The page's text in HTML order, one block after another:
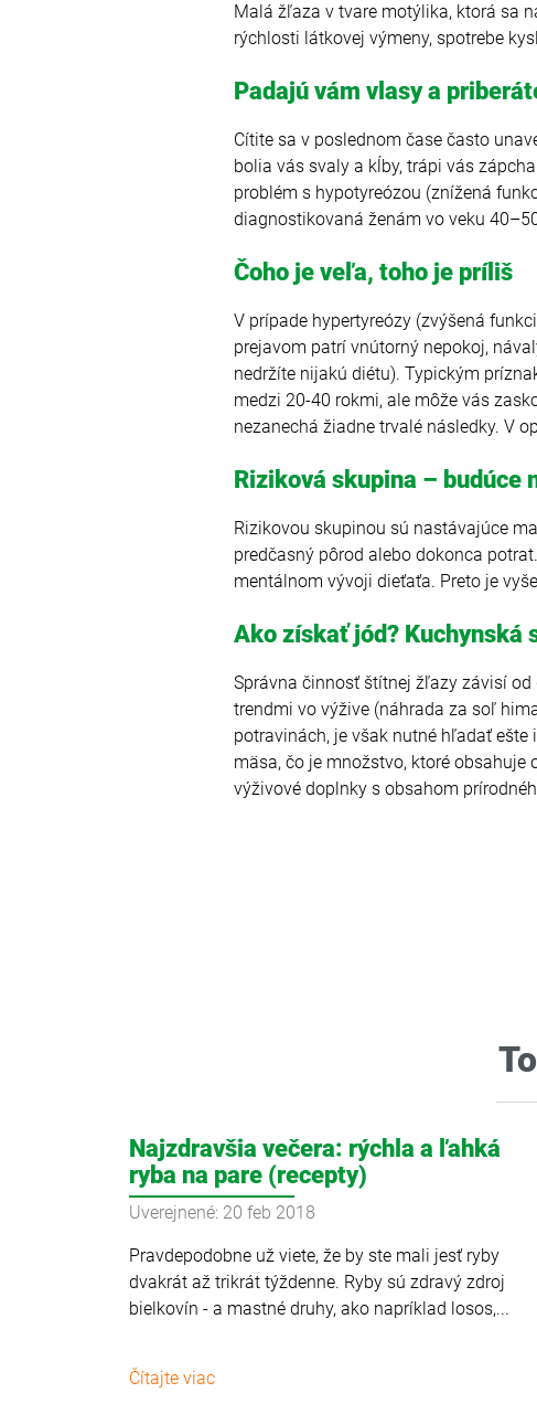
Malá žľaza v tvare motýlika, ktorá sa
rýchlosti látkovej výmeny, spotrebe
Padajú vám vlasy a
Cítite sa v poslednom čase často
bolia vás svaly a kĺby, trápi vás
problém s hypotyreózou (znížená
diagnostikovaná ženám vo veku
Čoho je veľa, toho je príliš
V prípade hypertyreózy (zvýšená
prejavom patrí vnútorný nepokoj,
nedržíte nijakú diétu). Typickým
medzi 20-40 rokmi, ale môže vás
nezanechá žiadne trvalé následky. V
Riziková skupina – budúce
Rizikovou skupinou sú nastávajúce
predčasný pôrod alebo dokonca
mentálnom vývoji dieťaťa. Preto je
Ako získať jód? Kuchynská
Správna činnosť štítnej žľazy závisí
trendmi vo výžive (náhrada za soľ
potravinách, je však nutné hľadať
mäsa, čo je množstvo, ktoré
výživové doplnky s obsahom
Najzdravšia večera: rýchla a ľahká
ryba na pare (recepty)
Uverejnené: 20 feb 2018
Pravdepodobne už viete, že by ste mali jesť ryby
dvakrát až trikrát týždenne. Ryby sú zdravý zdroj
bielkovín - a mastné druhy, ako napríklad losos,...
Čítajte viac